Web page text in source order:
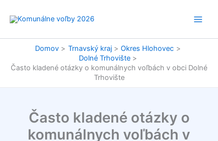
Domov Trnavský kraj
Okres Hlohovec
Dolné Trhovište
Často kladené otázky o komunálnych voľbách v obci Dolné
Trhovište
Často kladené otázky o
komunálnych voľbách v